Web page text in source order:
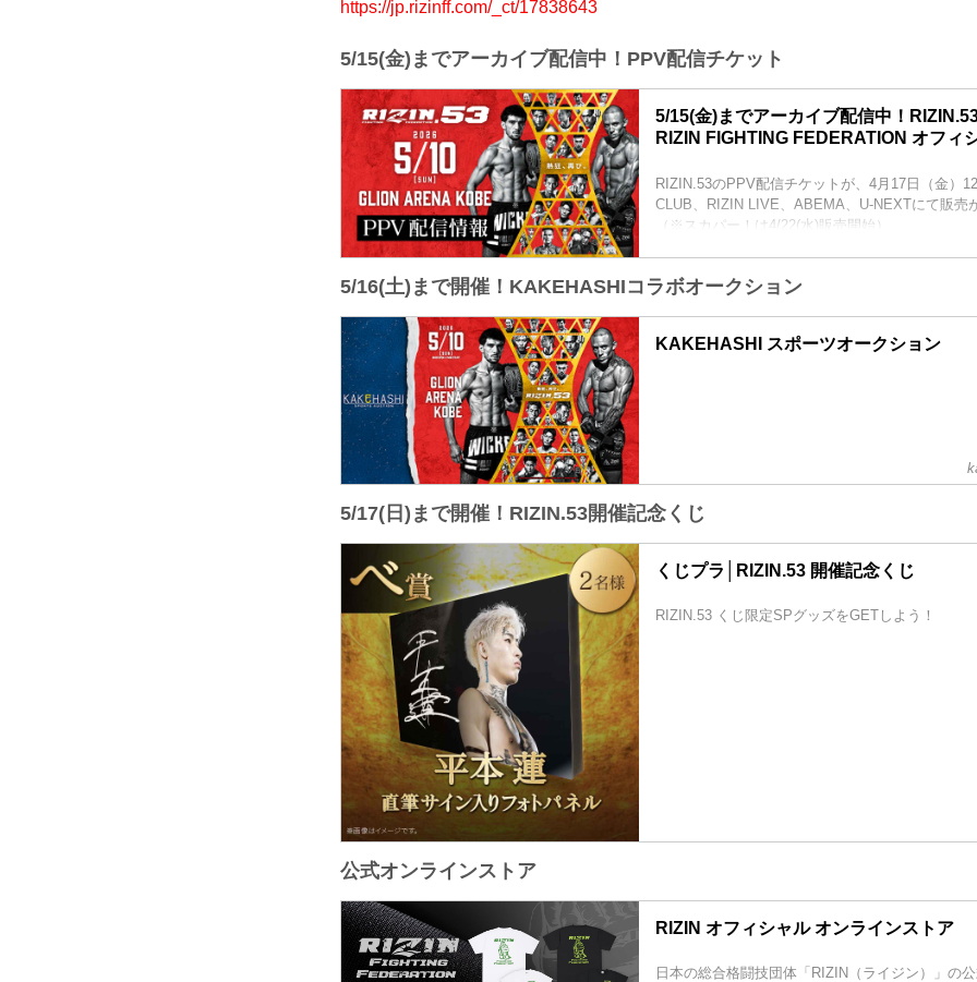
https://jp.rizinff.com/_ct/17838643
5/15(金)までアーカイブ配信中！PPV配信チケット
5/15(金)までアーカイブ配信中！
RIZIN FIGHTING FEDERATION オフィ
RIZIN.53のPPV配信チケットが、4月17日（金）
CLUB、RIZIN LIVE、ABEMA、U-NEXTにて販売
（※スカパー！は4/22(水)販売開始）
お得なPPV前売りチケットは、大会前日の5月9日
会場に来られない方、また会場にも行くが実況・
PPV販売スケジュール一覧
5/16(土)まで開催！KAKEHASHIコラボオークション
KAKEHASHI スポーツオークション
5/17(日)まで開催！RIZIN.53開催記念くじ
くじプラ│RIZIN.53 開催記念くじ
RIZIN.53 くじ限定SPグッズをGETしよう！
公式オンラインストア
RIZIN オフィシャル オンラインストア
日本の総合格闘技団体「RIZIN（ライジン）」の